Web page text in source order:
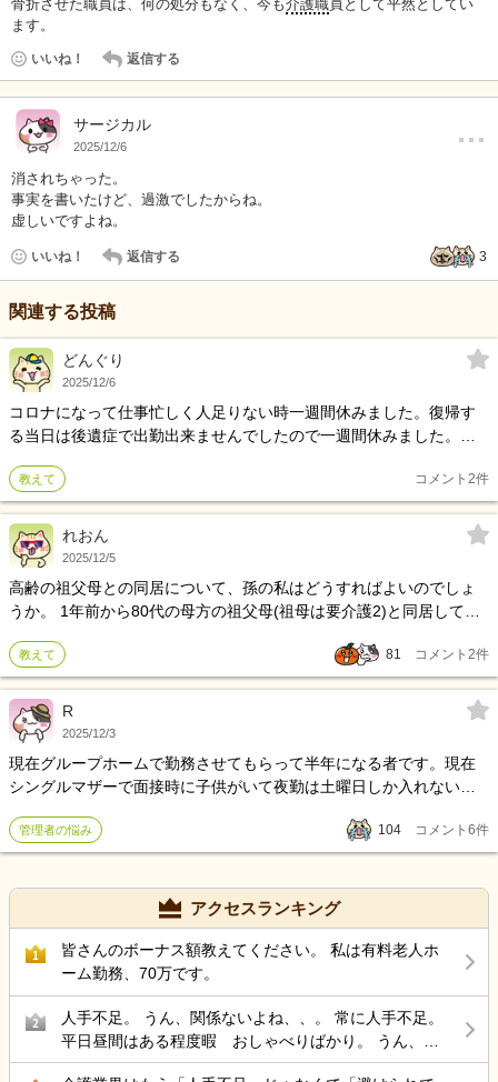
骨折させた職員は、何の処分もなく、今も介護職員として平然としてい
ます。
いいね！ 返信する
サージカル
2025/12/6 …
消されちゃった。
事実を書いたけど、過激でしたからね。
虚しいですよね。
いいね！ 返信する 3
関連する投稿
どんぐり
2025/12/6
コロナになって仕事忙しく人足りない時一週間休みました。復帰す
る当日は後遺症で出勤出来ませんでしたので一週間休みました。そ
教えて コメント 2件
れおん
2025/12/5
高齢の祖父母との同居について、孫の私はどうすればよいのでしょ
うか。 1年前から80代の母方の祖父母(祖母は要介護2)と同居してい
の老朽化や足の悪い祖母にとって古い団地の階段が危険なこともあ
り、私の実家(マンション)の1階に引っ越してくると同時に私が1部屋
貰って住むことになりました。 二人とも高齢なので出来ないことが
増えてくるのは承知の上ですし若い分私が動かなければならないこ
神的に参ってしまい、大学の授業(通信制です)を受けられない日々が
続いています。 認知症とまでは行きませんが物忘れの多さやそのフ
ォロー、祖母の「こうしなければならない」という固定観念をずっ
と言われ続けることに疲れ、土日の食事を作らなければならないの
室で号泣してしまいました。 母に相談することも考えましたが、現
在平日の祖父母と実家(私の分を含む)の食事は母が作ってくれていま
増やすことはしたくないです。たまに冗談交じりで愚痴をこぼすこ
とはありますが、母からしても実の両親のそういった話をあまり聞
きたくないだろうと思います。 ケアマネさんとの連絡も基本母がし
てくれている上、月1の訪問面談もタイミングが合わなかったり、祖
父母ももちろん同席するので言い出しにくい状況です。 入浴介助の
ヘルパーさんも来ていただいてますし週2でデイケアも利用している
教えて 81 コメント 2件
R
2025/12/3
現在グループホームで勤務させてもらって半年になる者です。現在
シングルマザーで面接時に子供がいて夜勤は土曜日しか入れないこ
んには伝えていたのですが 8月辺りからコロナクラスターになり職員
もコロナになり急遽夜勤をして欲しいと言われ了承しました。そこ
から出勤したり明けで3時間残ったりしてきました。 副主任からは人
が増えたら夜勤土曜だけでいいからねと言われ、今月から急に職員
が入りだした為 夜勤の回数の相談をしたら、正社員なんだから夜勤
多くするのは当たり前。私たちは8回もしてるのよ、特別扱いは出来
ない。夜勤が4回か5回しかできないんやったらパートに切り替えた
ら？と言われました。 夜勤の日は母に預けていましたがその母も見
れなくなってしまったので相談したらこう言われたのですが私が行
けないんでしょうか？ 母が見れなくなった事も伝えましたが、私達
管理者の悩み 104 コメント 6件
アクセスランキング
1
皆さんのボーナス額教えてください。 私は有料老人ホ
ーム勤務、70万です。
2
人手不足。 うん、関係ないよね、、。 常に人手不足。
平日昼間はある程度暇 おしゃべりばかり。 うん、辞
めよう。